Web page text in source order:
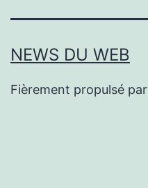
NEWS DU WEB
Fièrement propulsé par